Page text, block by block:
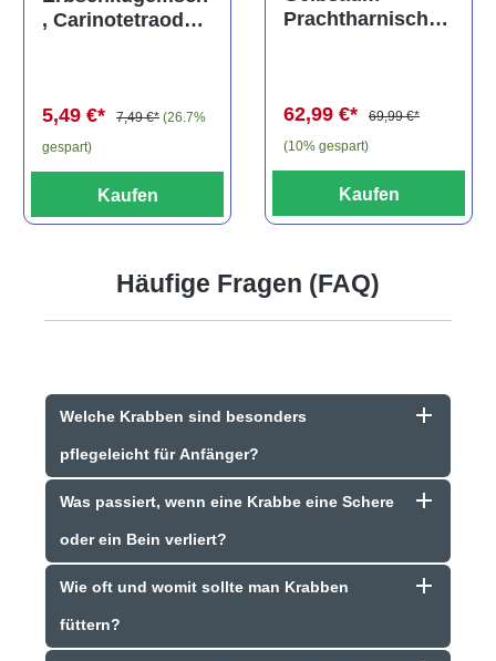
, Carinotetraodon
5,49 €* 7,49 €* (26.7%
gespart)
Kaufen
Prachtharnischw
62,99 €*
69,99 €*
(10% gespart)
Kaufen
Häufige Fragen (FAQ)
Welche Krabben sind besonders
pflegeleicht für Anfänger?
Was passiert, wenn eine Krabbe eine Schere
oder ein Bein verliert?
Wie oft und womit sollte man Krabben
füttern?